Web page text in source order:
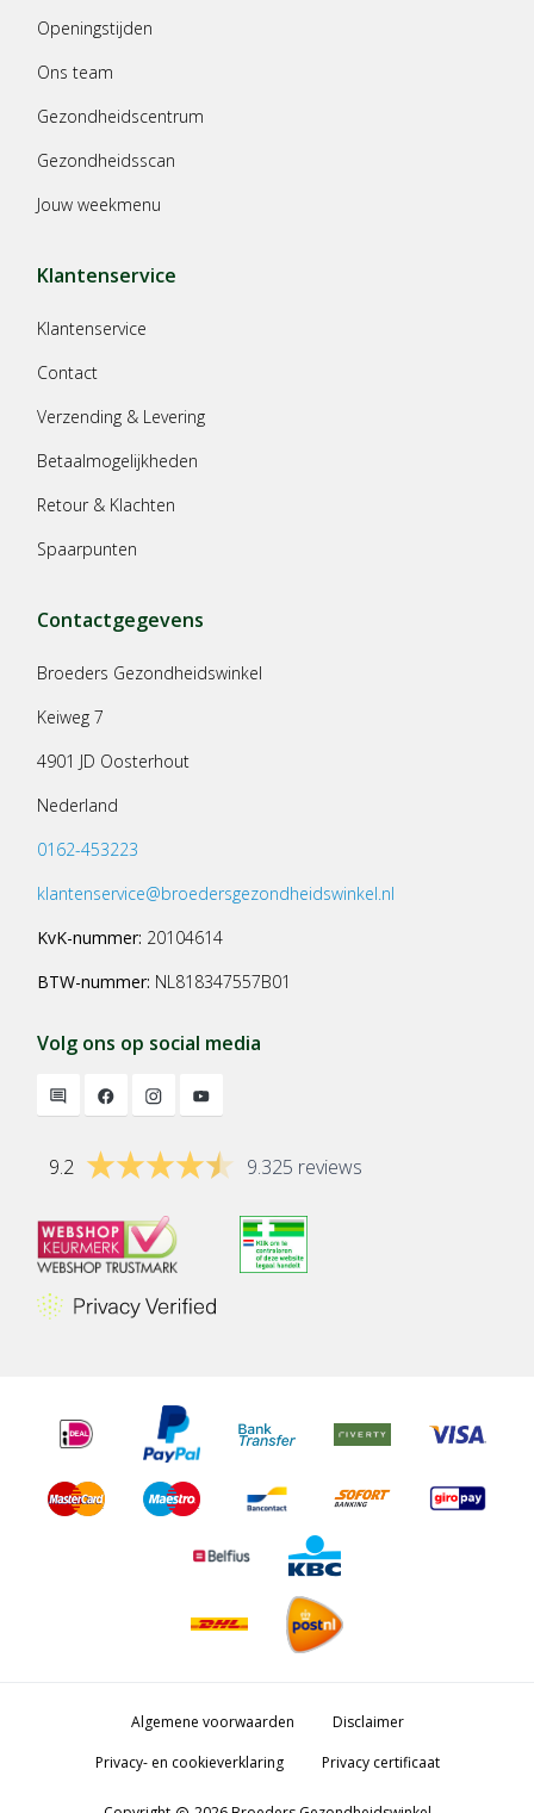
Openingstijden
Ons team
Gezondheidscentrum
Gezondheidsscan
Jouw weekmenu
Klantenservice
Klantenservice
Contact
Verzending & Levering
Betaalmogelijkheden
Retour & Klachten
Spaarpunten
Contactgegevens
Broeders Gezondheidswinkel
Keiweg 7
4901 JD Oosterhout
Nederland
0162-453223
klantenservice@broedersgezondheidswinkel.nl
KvK-nummer: 20104614
BTW-nummer: NL818347557B01
Volg ons op social media
9.2 9.325 reviews
Algemene voorwaarden
Disclaimer
Privacy- en cookieverklaring
Privacy certificaat